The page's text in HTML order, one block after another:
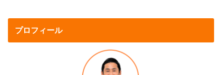
プロフィール